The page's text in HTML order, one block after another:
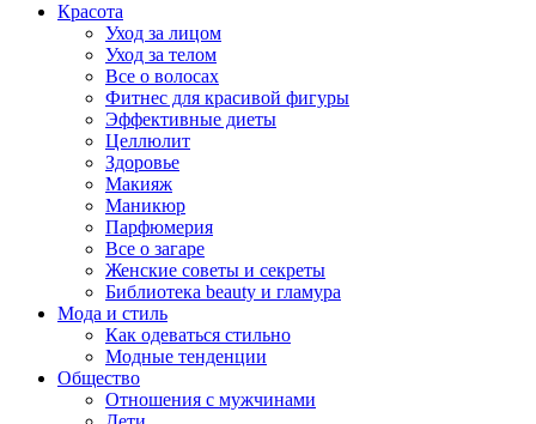
Красота
Уход за лицом
Уход за телом
Все о волосах
Фитнес для красивой фигуры
Эффективные диеты
Целлюлит
Здоровье
Макияж
Маникюр
Парфюмерия
Все о загаре
Женские советы и секреты
Библиотека beauty и гламура
Мода и стиль
Как одеваться стильно
Модные тенденции
Общество
Отношения с мужчинами